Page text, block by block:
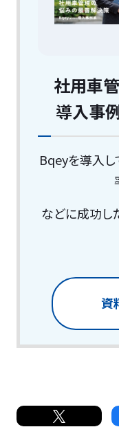
社用車
導入事
Bqeyを導入し
などに成功し
資